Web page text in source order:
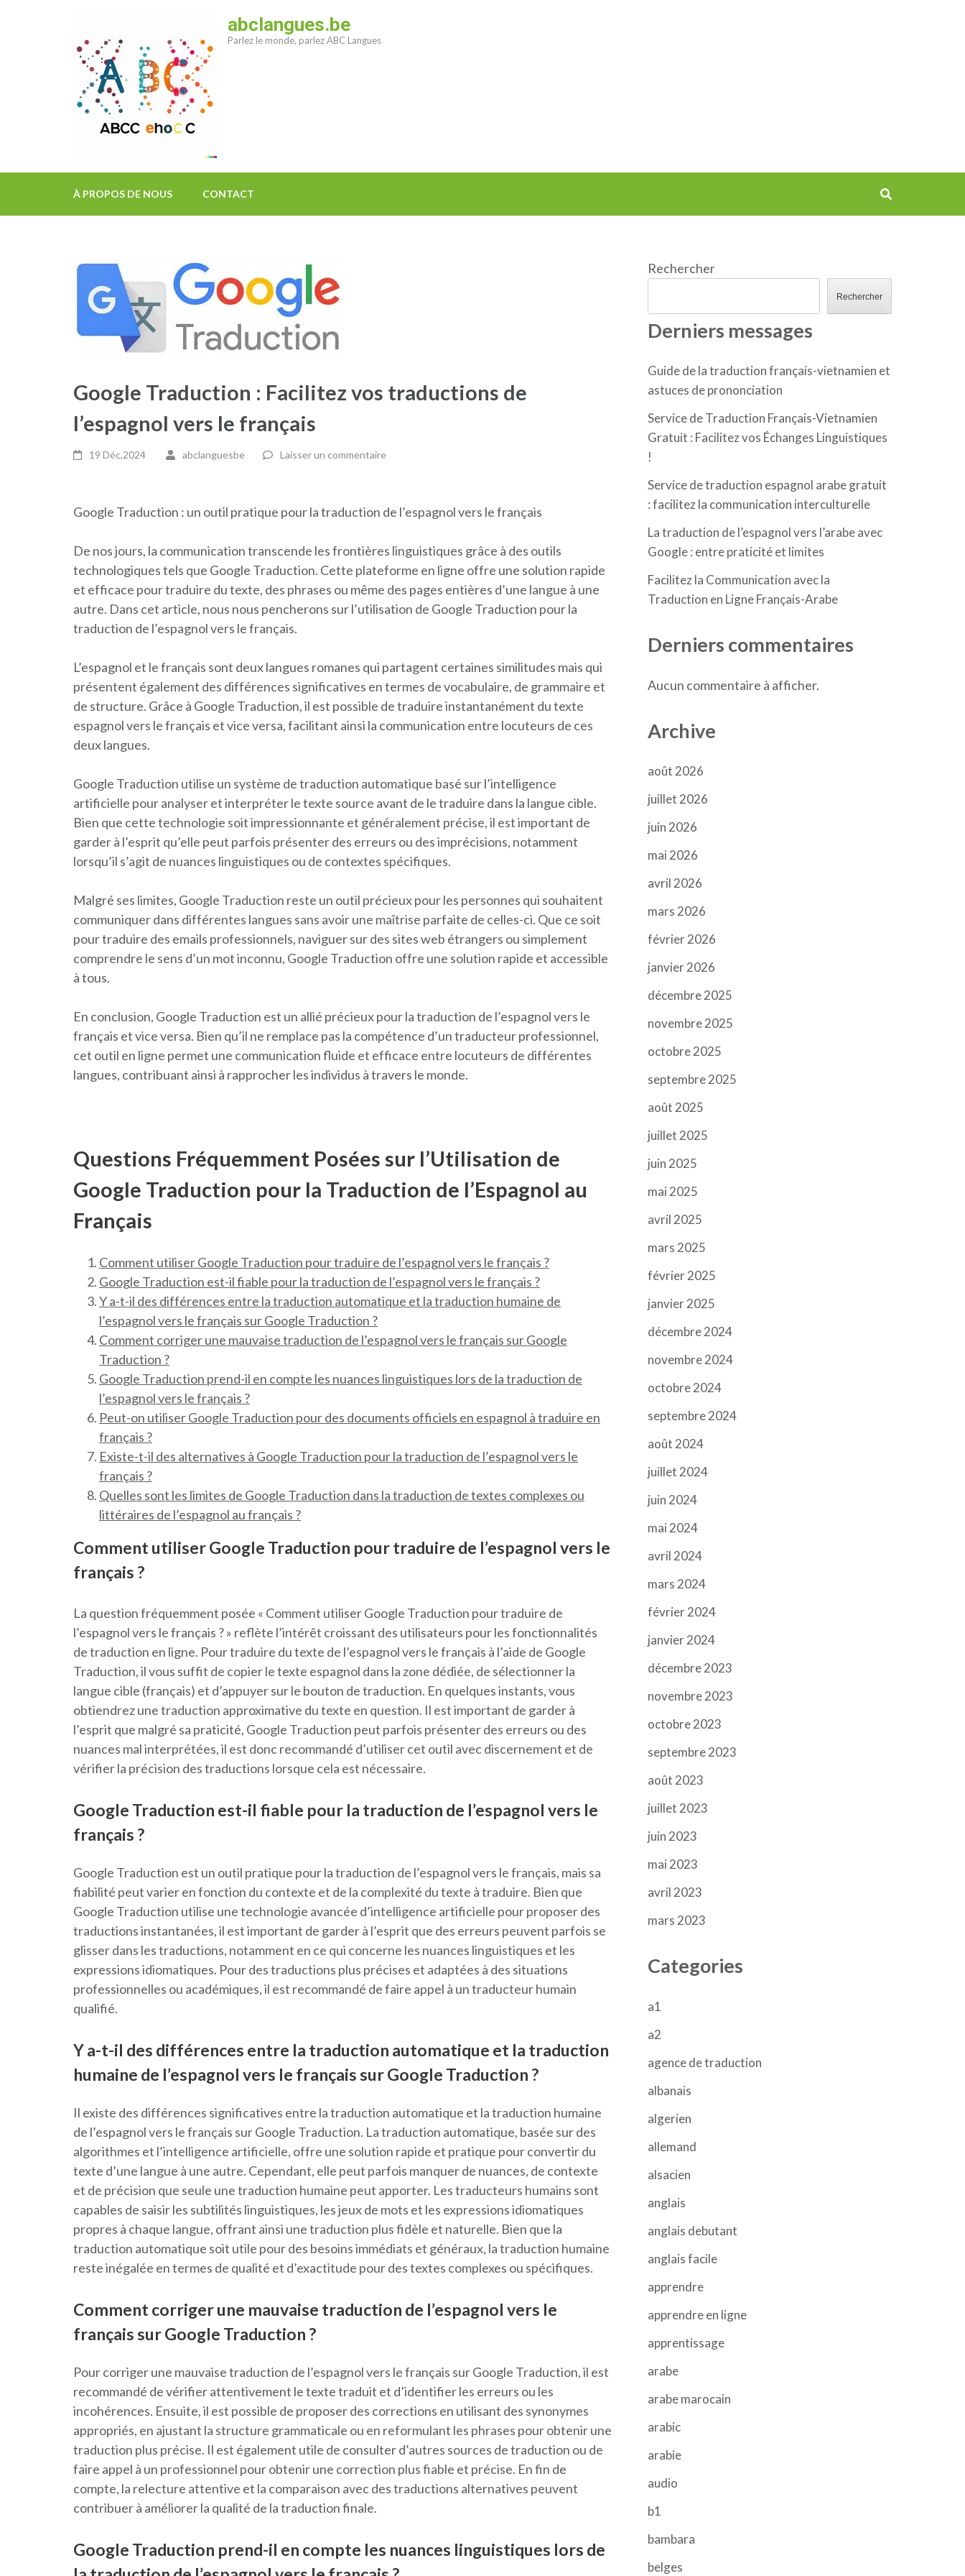
abclangues.be
Parlez le monde, parlez ABC Langues
À PROPOS DE NOUS CONTACT
Google Traduction : Facilitez vos traductions de
l’espagnol vers le français
19 Déc,2024 abclanguesbe Laisser un commentaire
Google Traduction : un outil pratique pour la traduction de l’espagnol vers le français
De nos jours, la communication transcende les frontières linguistiques grâce à des outils
technologiques tels que Google Traduction. Cette plateforme en ligne offre une solution rapide
et efficace pour traduire du texte, des phrases ou même des pages entières d’une langue à une
autre. Dans cet article, nous nous pencherons sur l’utilisation de Google Traduction pour la
traduction de l’espagnol vers le français.
L’espagnol et le français sont deux langues romanes qui partagent certaines similitudes mais qui
présentent également des différences significatives en termes de vocabulaire, de grammaire et
de structure. Grâce à Google Traduction, il est possible de traduire instantanément du texte
espagnol vers le français et vice versa, facilitant ainsi la communication entre locuteurs de ces
deux langues.
Google Traduction utilise un système de traduction automatique basé sur l’intelligence
artificielle pour analyser et interpréter le texte source avant de le traduire dans la langue cible.
Bien que cette technologie soit impressionnante et généralement précise, il est important de
garder à l’esprit qu’elle peut parfois présenter des erreurs ou des imprécisions, notamment
lorsqu’il s’agit de nuances linguistiques ou de contextes spécifiques.
Malgré ses limites, Google Traduction reste un outil précieux pour les personnes qui souhaitent
communiquer dans différentes langues sans avoir une maîtrise parfaite de celles-ci. Que ce soit
pour traduire des emails professionnels, naviguer sur des sites web étrangers ou simplement
comprendre le sens d’un mot inconnu, Google Traduction offre une solution rapide et accessible
à tous.
En conclusion, Google Traduction est un allié précieux pour la traduction de l’espagnol vers le
français et vice versa. Bien qu’il ne remplace pas la compétence d’un traducteur professionnel,
cet outil en ligne permet une communication fluide et efficace entre locuteurs de différentes
langues, contribuant ainsi à rapprocher les individus à travers le monde.
Questions Fréquemment Posées sur l’Utilisation de
Google Traduction pour la Traduction de l’Espagnol au
Français
Comment utiliser Google Traduction pour traduire de l’espagnol vers le français ?
Google Traduction est-il fiable pour la traduction de l’espagnol vers le français ?
Y a-t-il des différences entre la traduction automatique et la traduction humaine de
l’espagnol vers le français sur Google Traduction ?
Comment corriger une mauvaise traduction de l’espagnol vers le français sur Google
Traduction ?
Google Traduction prend-il en compte les nuances linguistiques lors de la traduction de
l’espagnol vers le français ?
Peut-on utiliser Google Traduction pour des documents officiels en espagnol à traduire en
français ?
Existe-t-il des alternatives à Google Traduction pour la traduction de l’espagnol vers le
français ?
Quelles sont les limites de Google Traduction dans la traduction de textes complexes ou
littéraires de l’espagnol au français ?
Comment utiliser Google Traduction pour traduire de l’espagnol vers le
français ?
La question fréquemment posée « Comment utiliser Google Traduction pour traduire de
l’espagnol vers le français ? » reflète l’intérêt croissant des utilisateurs pour les fonctionnalités
de traduction en ligne. Pour traduire du texte de l’espagnol vers le français à l’aide de Google
Traduction, il vous suffit de copier le texte espagnol dans la zone dédiée, de sélectionner la
langue cible (français) et d’appuyer sur le bouton de traduction. En quelques instants, vous
obtiendrez une traduction approximative du texte en question. Il est important de garder à
l’esprit que malgré sa praticité, Google Traduction peut parfois présenter des erreurs ou des
nuances mal interprétées, il est donc recommandé d’utiliser cet outil avec discernement et de
vérifier la précision des traductions lorsque cela est nécessaire.
Google Traduction est-il fiable pour la traduction de l’espagnol vers le
français ?
Google Traduction est un outil pratique pour la traduction de l’espagnol vers le français, mais sa
fiabilité peut varier en fonction du contexte et de la complexité du texte à traduire. Bien que
Google Traduction utilise une technologie avancée d’intelligence artificielle pour proposer des
traductions instantanées, il est important de garder à l’esprit que des erreurs peuvent parfois se
glisser dans les traductions, notamment en ce qui concerne les nuances linguistiques et les
expressions idiomatiques. Pour des traductions plus précises et adaptées à des situations
professionnelles ou académiques, il est recommandé de faire appel à un traducteur humain
qualifié.
Y a-t-il des différences entre la traduction automatique et la traduction
humaine de l’espagnol vers le français sur Google Traduction ?
Il existe des différences significatives entre la traduction automatique et la traduction humaine
de l’espagnol vers le français sur Google Traduction. La traduction automatique, basée sur des
algorithmes et l’intelligence artificielle, offre une solution rapide et pratique pour convertir du
texte d’une langue à une autre. Cependant, elle peut parfois manquer de nuances, de contexte
et de précision que seule une traduction humaine peut apporter. Les traducteurs humains sont
capables de saisir les subtilités linguistiques, les jeux de mots et les expressions idiomatiques
propres à chaque langue, offrant ainsi une traduction plus fidèle et naturelle. Bien que la
traduction automatique soit utile pour des besoins immédiats et généraux, la traduction humaine
reste inégalée en termes de qualité et d’exactitude pour des textes complexes ou spécifiques.
Comment corriger une mauvaise traduction de l’espagnol vers le
français sur Google Traduction ?
Pour corriger une mauvaise traduction de l’espagnol vers le français sur Google Traduction, il est
recommandé de vérifier attentivement le texte traduit et d’identifier les erreurs ou les
incohérences. Ensuite, il est possible de proposer des corrections en utilisant des synonymes
appropriés, en ajustant la structure grammaticale ou en reformulant les phrases pour obtenir une
traduction plus précise. Il est également utile de consulter d’autres sources de traduction ou de
faire appel à un professionnel pour obtenir une correction plus fiable et précise. En fin de
compte, la relecture attentive et la comparaison avec des traductions alternatives peuvent
contribuer à améliorer la qualité de la traduction finale.
Google Traduction prend-il en compte les nuances linguistiques lors de
Rechercher
Rechercher
Derniers messages
Guide de la traduction français-vietnamien et
astuces de prononciation
Service de Traduction Français-Vietnamien
Gratuit : Facilitez vos Échanges Linguistiques
!
Service de traduction espagnol arabe gratuit
: facilitez la communication interculturelle
La traduction de l’espagnol vers l’arabe avec
Google : entre praticité et limites
Facilitez la Communication avec la
Traduction en Ligne Français-Arabe
Derniers commentaires
Aucun commentaire à afficher.
Archive
août 2026
juillet 2026
juin 2026
mai 2026
avril 2026
mars 2026
février 2026
janvier 2026
décembre 2025
novembre 2025
octobre 2025
septembre 2025
août 2025
juillet 2025
juin 2025
mai 2025
avril 2025
mars 2025
février 2025
janvier 2025
décembre 2024
novembre 2024
octobre 2024
septembre 2024
août 2024
juillet 2024
juin 2024
mai 2024
avril 2024
mars 2024
février 2024
janvier 2024
décembre 2023
novembre 2023
octobre 2023
septembre 2023
août 2023
juillet 2023
juin 2023
mai 2023
avril 2023
mars 2023
Categories
a1
a2
agence de traduction
albanais
algerien
allemand
alsacien
anglais
anglais debutant
anglais facile
apprendre
apprendre en ligne
apprentissage
arabe
arabe marocain
arabic
arabie
audio
b1
bambara
belges